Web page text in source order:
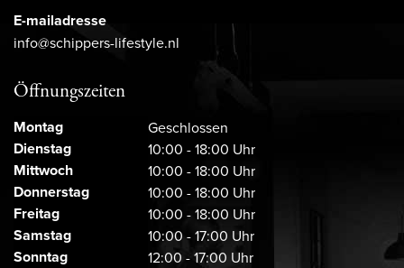
E-mailadresse
info@schippers-lifestyle.nl
Öffnungszeiten
Montag Geschlossen
Dienstag 10:00 - 18:00 Uhr
Mittwoch 10:00 - 18:00 Uhr
Donnerstag 10:00 - 18:00 Uhr
Freitag 10:00 - 18:00 Uhr
Samstag 10:00 - 17:00 Uhr
Sonntag 12:00 - 17:00 Uhr